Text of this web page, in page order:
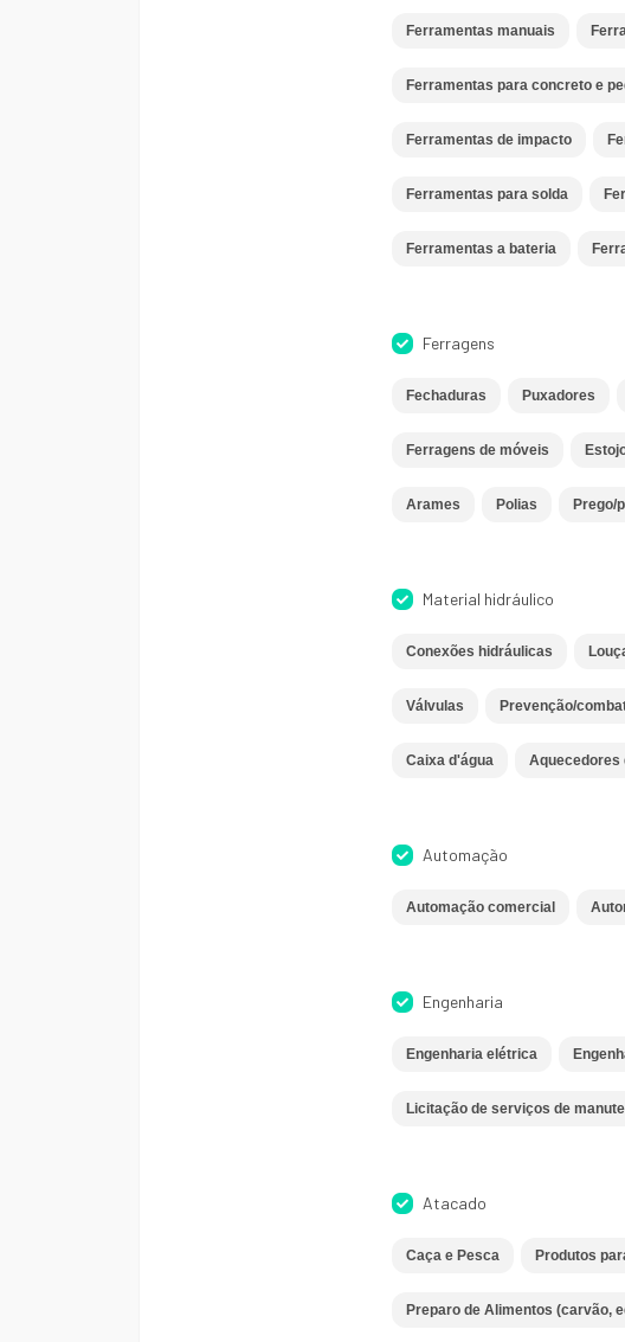
Ferramentas manuais
Ferramentas para concreto e
Ferramentas de impacto
Ferramentas para solda
Ferramentas a bateria
Ferragens
Fechaduras Puxadores
Ferragens de móveis
Arames Polias Prego/
Material hidráulico
Conexões hidráulicas
Válvulas Prevenção/
Caixa d'água Aquecedores
Automação
Automação comercial
Engenharia
Engenharia elétrica
Licitação de serviços de
Atacado
Caça e Pesca Produtos
Preparo de Alimentos (carvão,